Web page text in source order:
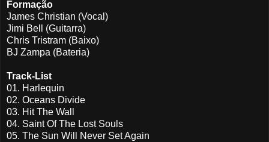
Formação
James Christian (Vocal)
Jimi Bell (Guitarra)
Chris Tristram (Baixo)
BJ Zampa (Bateria)
Track-List
01. Harlequin
02. Oceans Divide
03. Hit The Wall
04. Saint Of The Lost Souls
05. The Sun Will Never Set Again